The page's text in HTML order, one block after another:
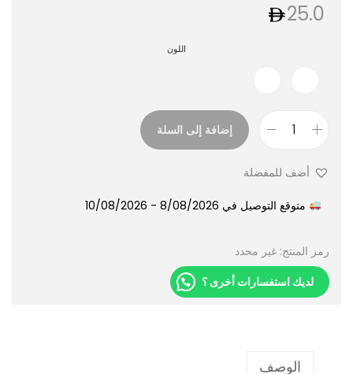
25.0
اللون
إضافة إلى السلة
أضف للمفضلة
متوقع التوصيل في 8/08/2026 - 10/08/2026
رمز المنتج: غير محدد
لديك استفسارات أخرى ؟
الوصف